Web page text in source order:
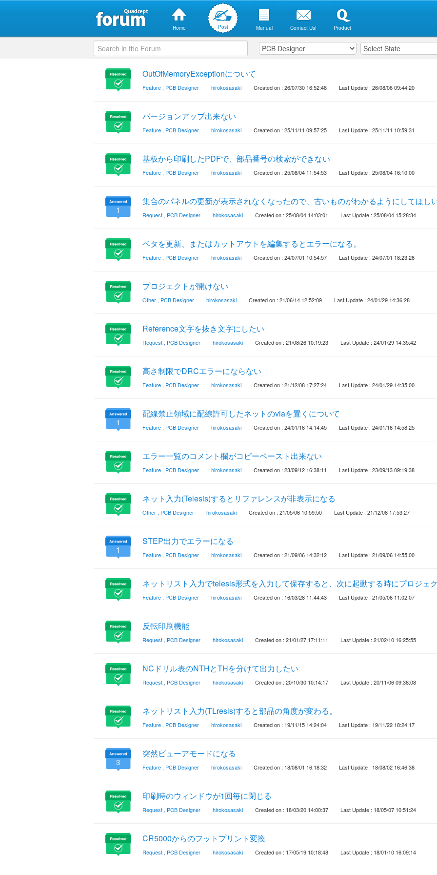
Home Post Manual Contact Us! Product
OutOfMemoryExceptionについて
Feature , PCB Designer hirokosasaki Created on : 26/07/30 16:52:48 Last Update : 26/08/06 09:44:20
バージョンアップ出来ない
Feature , PCB Designer hirokosasaki Created on : 25/11/11 09:57:25 Last Update : 25/11/11 10:59:31
基板から印刷したPDFで、部品番号の検索ができない
Feature , PCB Designer hirokosasaki Created on : 25/08/04 11:54:53 Last Update : 25/08/04 16:10:00
1
集合のパネルの更新が表示されなくなったので、古いものがわかるようにしてほし
Request , PCB Designer hirokosasaki Created on : 25/08/04 14:03:01 Last Update : 25/08/04 15:28:34
ベタを更新、またはカットアウトを編集するとエラーになる。
Feature , PCB Designer hirokosasaki Created on : 24/07/01 10:54:57 Last Update : 24/07/01 18:23:26
プロジェクトが開けない
Other , PCB Designer hirokosasaki Created on : 21/06/14 12:52:09 Last Update : 24/01/29 14:36:28
Reference文字を抜き文字にしたい
Request , PCB Designer hirokosasaki Created on : 21/08/26 10:19:23 Last Update : 24/01/29 14:35:42
高さ制限でDRCエラーにならない
Feature , PCB Designer hirokosasaki Created on : 21/12/08 17:27:24 Last Update : 24/01/29 14:35:00
1
配線禁止領域に配線許可したネットのviaを置くについて
Feature , PCB Designer hirokosasaki Created on : 24/01/16 14:14:45 Last Update : 24/01/16 14:58:25
エラー一覧のコメント欄がコピーペースト出来ない
Feature , PCB Designer hirokosasaki Created on : 23/09/12 16:38:11 Last Update : 23/09/13 09:19:38
ネット入力(Telesis)するとリファレンスが非表示になる
Other , PCB Designer hirokosasaki Created on : 21/05/06 10:59:50 Last Update : 21/12/08 17:53:27
1
STEP出力でエラーになる
Feature , PCB Designer hirokosasaki Created on : 21/09/06 14:32:12 Last Update : 21/09/06 14:55:00
ネットリスト入力でtelesis形式を入力して保存すると、次に起動する時にプロジェ
Feature , PCB Designer hirokosasaki Created on : 16/03/28 11:44:43 Last Update : 21/05/06 11:02:07
反転印刷機能
Request , PCB Designer hirokosasaki Created on : 21/01/27 17:11:11 Last Update : 21/02/10 16:25:55
NCドリル表のNTHとTHを分けて出力したい
Request , PCB Designer hirokosasaki Created on : 20/10/30 10:14:17 Last Update : 20/11/06 09:38:08
ネットリスト入力(TLresis)すると部品の角度が変わる。
Feature , PCB Designer hirokosasaki Created on : 19/11/15 14:24:04 Last Update : 19/11/22 18:24:17
3
突然ビューアモードになる
Feature , PCB Designer hirokosasaki Created on : 18/08/01 16:18:32 Last Update : 18/08/02 16:46:38
印刷時のウィンドウが1回毎に閉じる
Request , PCB Designer hirokosasaki Created on : 18/03/20 14:00:37 Last Update : 18/05/07 10:51:24
CR5000からのフットプリント変換
Request , PCB Designer hirokosasaki Created on : 17/05/19 10:18:48 Last Update : 18/01/10 16:09:14